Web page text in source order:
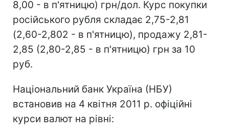
8,00 - в п'ятницю) грн/дол. Курс покупки
російського рубля складає 2,75-2,81
(2,60-2,802 - в п'ятницю), продажу 2,81-
2,85 (2,80-2,85 - в п'ятницю) грн за 10
руб.
Національний банк Україна (НБУ)
встановив на 4 квітня 2011 р. офіційні
курси валют на рівні: